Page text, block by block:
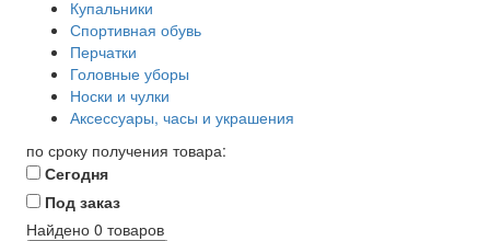
Купальники
Спортивная обувь
Перчатки
Головные уборы
Носки и чулки
Аксессуары, часы и украшения
по сроку получения товара:
Сегодня
Под заказ
Найдено 0 товаров